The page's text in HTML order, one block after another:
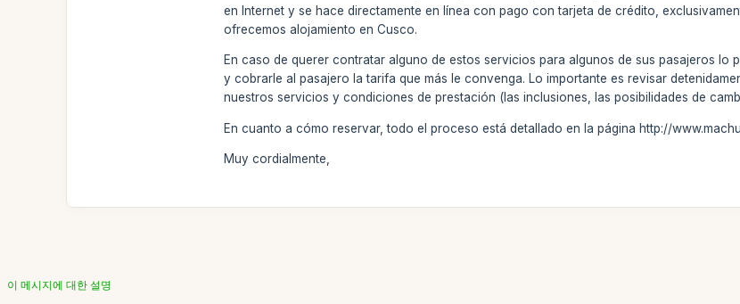
en Internet y se hace directamente en línea con pago con tarjeta de crédito,
ofrecemos alojamiento en Cusco.
En caso de querer contratar alguno de estos servicios para algunos de sus pasajeros lo
y cobrarle al pasajero la tarifa que más le convenga. Lo importante es revisar
nuestros servicios y condiciones de prestación (las inclusiones, las posibilidades de
En cuanto a cómo reservar, todo el proceso está detallado en la página http://
Muy cordialmente,
이 메시지에 대한 설명